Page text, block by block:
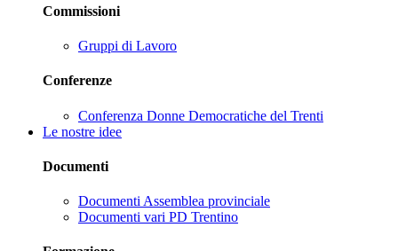
Commissioni
Gruppi di Lavoro
Conferenze
Conferenza Donne Democratiche del Trenti
Le nostre idee
Documenti
Documenti Assemblea provinciale
Documenti vari PD Trentino